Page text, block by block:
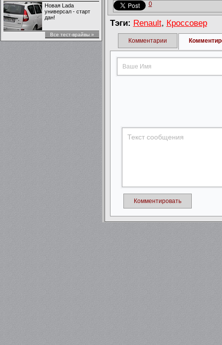
Новая Lada
универсал - старт
дан!
Все тест-врайвы »
0
Тэги: Renault, Кроссовер
Комментарии
Комментировать